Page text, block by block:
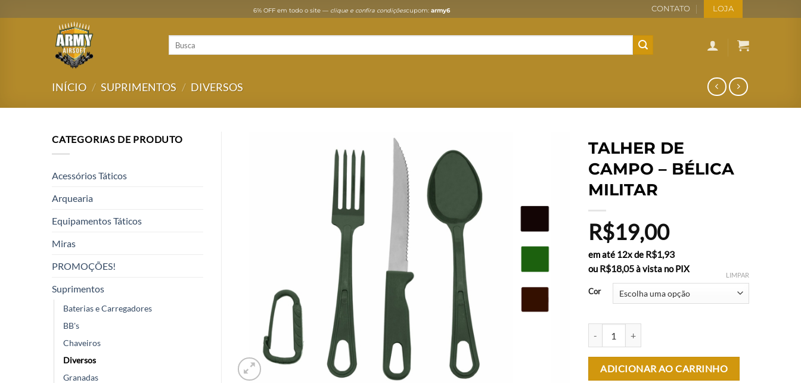
to
6% OFF em todo o site — clique e confira condiçõescupom:army6 CONTATO LOJA
INÍCIO / SUPRIMENTOS / DIVERSOS
TALHER DE
CAMPO – BÉLICA
MILITAR
R$19,00
em até 12x de R$1,93
ou R$18,05à vista no PIX
Cor
LIMPAR
ADICIONAR AO CARRINHO
CATEGORIAS DE PRODUTO
Acessórios Táticos
Arquearia
Equipamentos Táticos
Miras
PROMOÇÕES!
Suprimentos
Baterias e Carregadores
BB's
Chaveiros
Diversos
Granadas